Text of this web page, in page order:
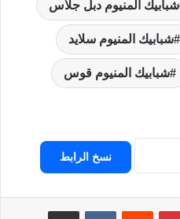
شبابيك المنيوم دبل جلاس
شبابيك المنيوم سلايد
شبابيك المنيوم قوس
نسخ الرابط
بينتيريست